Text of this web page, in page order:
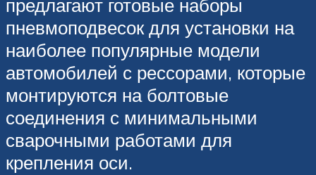
предлагают готовые наборы
пневмоподвесок для установки на
наиболее популярные модели
автомобилей с рессорами, которые
монтируются на болтовые
соединения с минимальными
сварочными работами для
крепления оси.